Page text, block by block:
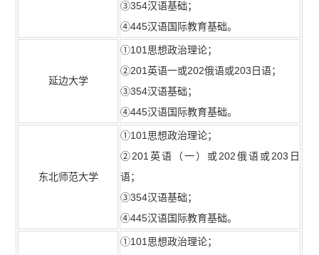
③354汉语基础；
④445汉语国际教育基础。
延边大学
①101思想政治理论；
②201英语一或202俄语或203日语；
③354汉语基础；
④445汉语国际教育基础。
东北师范大学
①101思想政治理论；
②201英语（一）或202俄语或203日
语；
③354汉语基础；
④445汉语国际教育基础。
①101思想政治理论；